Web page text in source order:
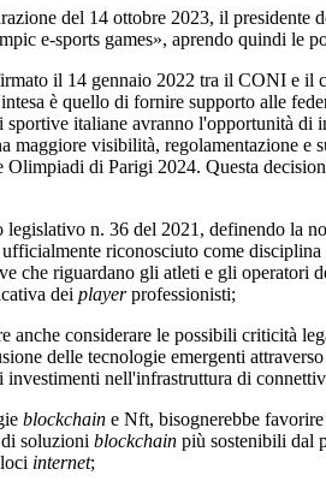
del 14 ottobre 2023, il presidente del
e-sports games», aprendo quindi le
il 14 gennaio 2022 tra il CONI e il
è quello di fornire supporto alle
italiane avranno l'opportunità di
maggiore visibilità, regolamentazione e
di Parigi 2024. Questa
n. 36 del 2021, definendo la
riconosciuto come
che riguardano gli atleti e gli operatori
dei playerprofessionisti;
considerare le possibili criticità legate
delle tecnologie emergenti
nell'infrastruttura di
blockchain e Nft, bisognerebbe
soluzioni blockchain più sostenibili dal
internet;